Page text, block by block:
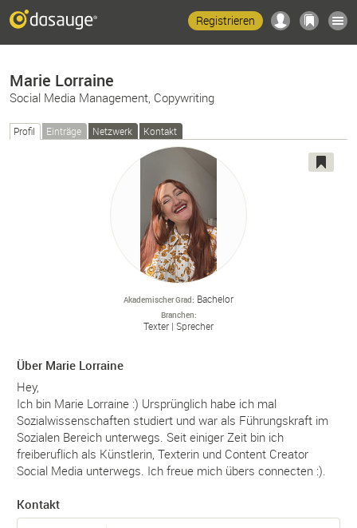
Registrieren
Marie Lorraine
Social Media Management, Copywriting
Profil Einträge Netzwerk Kontakt
Akademischer Grad Bachelor
Branchen
Texter Sprecher
Über Marie Lorraine
Hey,
Ich bin Marie Lorraine :) Ursprünglich habe ich mal
Sozialwissenschaften studiert und war als Führungskraft im
Sozialen Bereich unterwegs. Seit einiger Zeit bin ich
freiberuflich als Künstlerin, Texterin und Content Creator
Social Media unterwegs. Ich freue mich übers connecten :).
Kontakt